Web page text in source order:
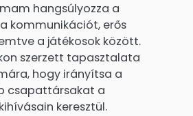
hangsúlyozza a
kommunikációt, erős
a játékosok között.
szerzett tapasztalata
hogy irányítsa a
csapattársakat a
keresztül.